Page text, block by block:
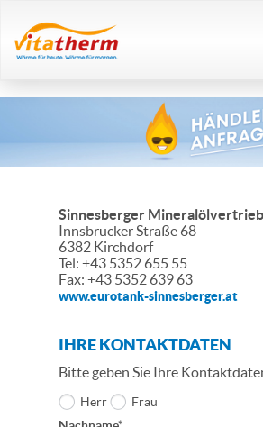
Sinnesberger
Innsbrucker Straße 68
6382 Kirchdorf
Tel: +43 5352 655 55
Fax: +43 5352 639 63
www.eurotank-sinnesberger.at
IHRE KONTAKTDATEN
Bitte geben Sie Ihre
Herr
Frau